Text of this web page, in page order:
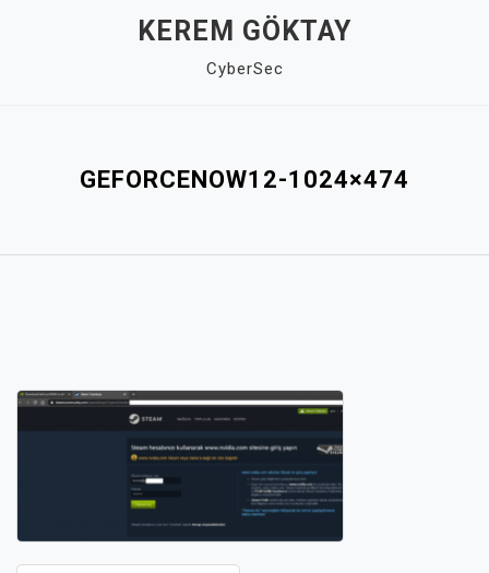
KEREM GÖKTAY
CyberSec
GEFORCENOW12-1024×474